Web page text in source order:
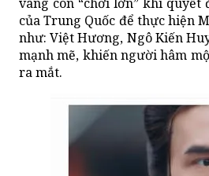
của Trung Quốc để thực hiện
như: Việt Hương, Ngô Kiến
mạnh mẽ, khiến người hâm
ra mắt.